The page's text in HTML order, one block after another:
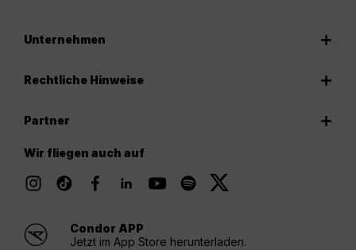
Unternehmen
Rechtliche Hinweise
Partner
Wir fliegen auch auf
Condor APP
Jetzt im App Store herunterladen.